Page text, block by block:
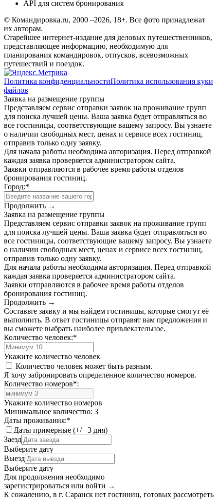
API для систем бронирования
© Командировка.ru, 2000 –2026, 18+. Все фото принадлежат
их авторам.
Старейшее интернет-издание для деловых путешественников,
представляющее информацию, необходимую для
планирования командировок, отпусков, всевозможных
путешествий и поездок.
Политика конфиденциальностиПолитика использования куки
файлов
Заявка на размещение группы
Представляем сервис отправки заявок на проживание групп
для поиска лучшей цены. Ваша заявка будет отправляться во
все гостиницы, соответствующие вашему запросу. Вы узнаете
о наличии свободных мест, ценах и сервисе всех гостиниц,
отправив только одну заявку.
Для начала работы необходима авторизация. Перед отправкой
каждая заявка проверяется администратором сайта.
Заявки отправляются в рабочее время работы отделов
бронирования гостиниц.
Город:*
Продолжить →
Заявка на размещение группы
Представляем сервис отправки заявок на проживание групп
для поиска лучшей цены. Ваша заявка будет отправляться во
все гостиницы, соответствующие вашему запросу. Вы узнаете
о наличии свободных мест, ценах и сервисе всех гостиниц,
отправив только одну заявку.
Для начала работы необходима авторизация. Перед отправкой
каждая заявка проверяется администратором сайта.
Заявки отправляются в рабочее время работы отделов
бронирования гостиниц.
Продолжить →
Составьте заявку и мы найдем гостиницы, которые смогут её
выполнить. В ответ гостиницы отправят вам предложения и
вы сможете выбрать наиболее привлекательное.
Количество человек:*
Укажите количество человек
Количество человек может быть разным.
Я хочу забронировать определенное количество номеров.
Количество номеров*:
Укажите количество номеров
Минимальное количество: 3
Даты проживания:*
Даты примерные (+/– 3 дня)
Заезд
Выберите дату
Выезд
Выберите дату
Для продолжения необходимо
зарегистрироваться или войти →
К сожалению, в г. Саранск нет гостиниц, готовых рассмотреть